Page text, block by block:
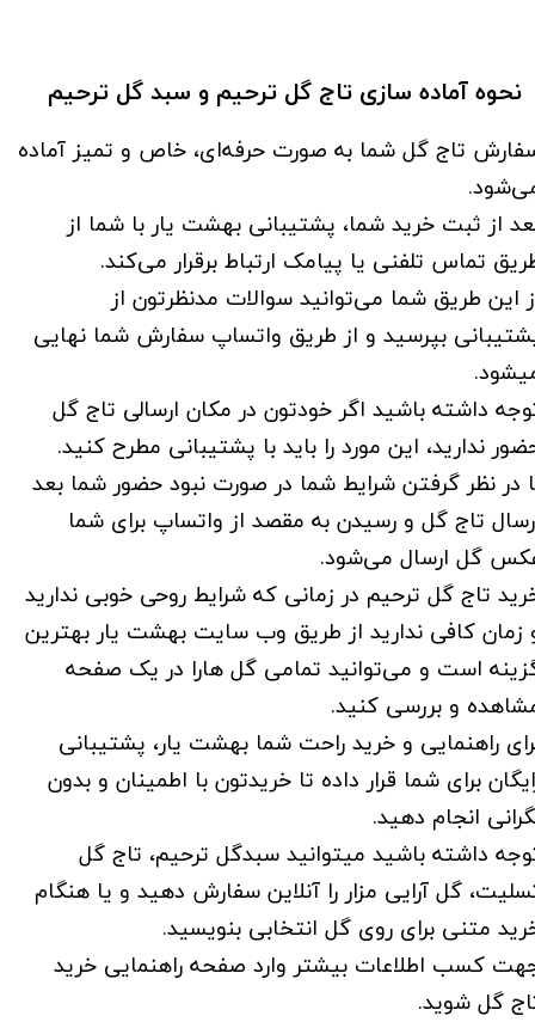
نحوه آماده سازی تاج گل​​​​​​​ ترحیم و سبد گل ترحیم
تاج گل شما به صورت حرفه‌ای، خاص و تمیز آماده
از ثبت خرید شما، پشتیبانی بهشت یار با شما از
تماس تلفنی یا پیامک ارتباط برقرار می‌کند.
این طریق شما می‌توانید سوالات مدنظرتون از
بپرسید و از طریق واتساپ سفارش شما نهایی
داشته باشید اگر خودتون در مکان ارسالی تاج گل
ندارید، این مورد را باید با پشتیبانی مطرح کنید.
در نظر گرفتن شرایط شما در صورت نبود حضور شما بعد
تاج گل و رسیدن به مقصد از واتساپ برای شما
گل ارسال می‌شود.
تاج گل ترحیم در زمانی که شرایط روحی خوبی ندارید
زمان کافی ندارید از طریق وب سایت بهشت یار بهترین
است و می‌توانید تمامی گل هارا در یک صفحه
و بررسی کنید.
راهنمایی و خرید راحت شما بهشت یار، پشتیبانی
برای شما قرار داده تا خریدتون با اطمینان و بدون
انجام دهید.
داشته باشید میتوانید سبدگل ترحیم، تاج گل
گل آرایی مزار را آنلاین سفارش دهید و یا هنگام
متنی برای روی گل انتخابی بنویسید.
کسب اطلاعات بیشتر وارد صفحه راهنمایی خرید
گل شوید.